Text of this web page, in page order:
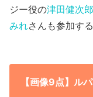
ジー役の津田健次郎
みれさんも参加する
【画像9点】ル